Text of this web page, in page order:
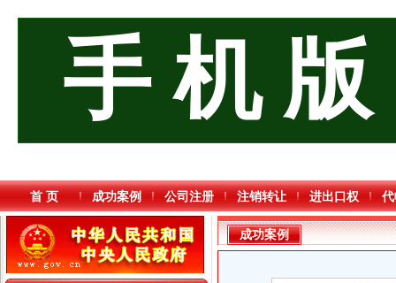
手 机 版
首 页 成功案例 公司注册 注销转让 进出口权
成功案例